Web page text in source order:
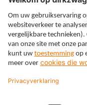
Expertises
Thema’s